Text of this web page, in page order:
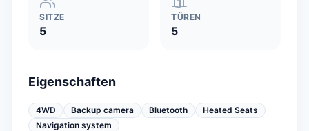
SITZE
5
TÜREN
5
Eigenschaften
4WD Backup camera Bluetooth
Heated Seats
Navigation system